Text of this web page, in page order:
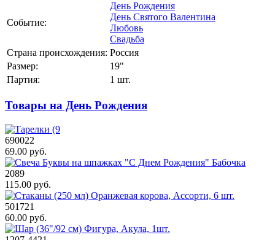
Событие:
День Рождения
День Святого Валентина
Любовь
Свадьба
Страна происхождения: Россия
Размер:
19"
Партия:
1 шт.
Товары на День Рождения
690022
69.00 руб.
2089
115.00 руб.
501721
60.00 руб.